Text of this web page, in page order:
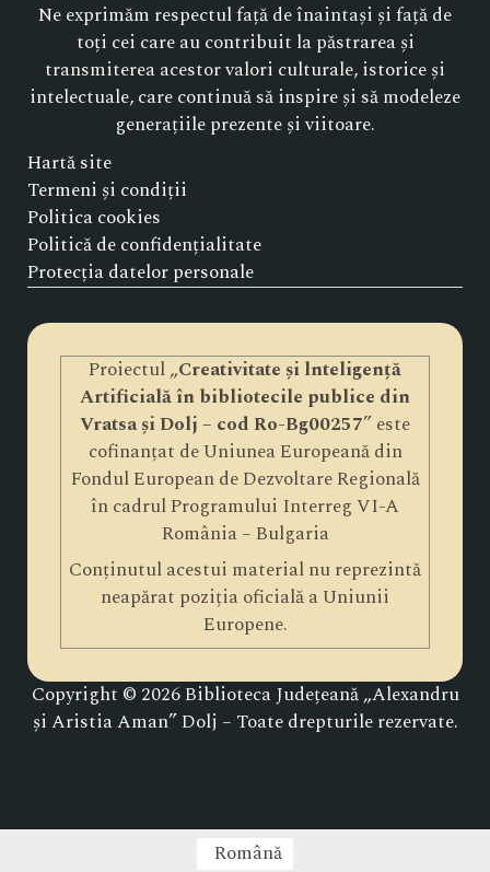
Ne exprimăm respectul față de înaintași și față de
toți cei care au contribuit la păstrarea și
transmiterea acestor valori culturale, istorice și
intelectuale, care continuă să inspire și să modeleze
generațiile prezente și viitoare.
Hartă site
Termeni și condiții
Politica cookies
Politică de confidențialitate
Protecția datelor personale
Proiectul „Creativitate și lnteligență
Artificială în bibliotecile publice din
Vratsa și Dolj – cod Ro-Bg00257” este
cofinanțat de Uniunea Europeană din
Fondul European de Dezvoltare Regională
în cadrul Programului Interreg VI-A
România – Bulgaria
Conținutul acestui material nu reprezintă
neapărat poziția oficială a Uniunii
Europene.
Copyright © 2026 Biblioteca Județeană „Alexandru
și Aristia Aman” Dolj – Toate drepturile rezervate.
Română